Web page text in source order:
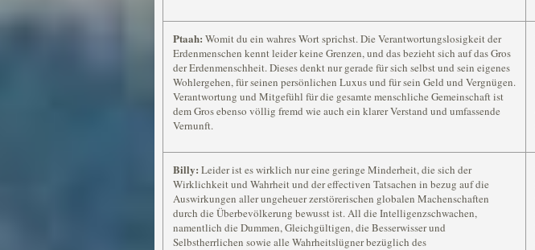
Ptaah: Womit du ein wahres Wort sprichst. Die Verantwortungslosigkeit der
Erdenmenschen kennt leider keine Grenzen, und das bezieht sich auf das Gros
der Erdenmenschheit. Dieses denkt nur gerade für sich selbst und sein eigenes
Wohlergehen, für seinen persönlichen Luxus und für sein Geld und Vergnügen.
Verantwortung und Mitgefühl für die gesamte menschliche Gemeinschaft ist
dem Gros ebenso völlig fremd wie auch ein klarer Verstand und umfassende
Vernunft.
Billy: Leider ist es wirklich nur eine geringe Minderheit, die sich der
Wirklichkeit und Wahrheit und der effectiven Tatsachen in bezug auf die
Auswirkungen aller ungeheuer zerstörerischen globalen Machenschaften
durch die Überbevölkerung bewusst ist. All die Intelligenzschwachen,
namentlich die Dummen, Gleichgültigen, die Besserwisser und
Selbstherrlichen sowie alle Wahrheitslügner bezüglich des